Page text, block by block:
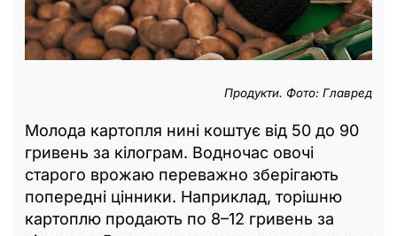
Продукти. Фото: Главред
Молода картопля нині коштує від 50 до 90
гривень за кілограм. Водночас овочі
старого врожаю переважно зберігають
попередні цінники. Наприклад, торішню
картоплю продають по 8–12 гривень за